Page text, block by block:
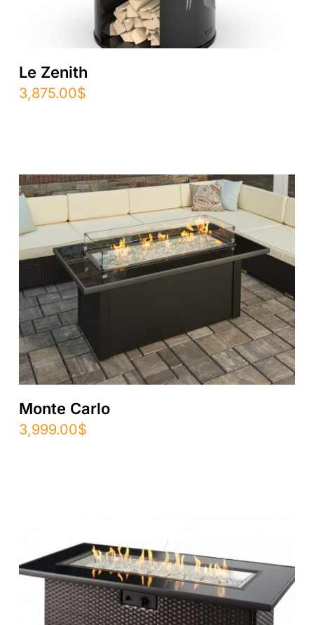
Le Zenith
3,875.00$
Monte Carlo
3,999.00$